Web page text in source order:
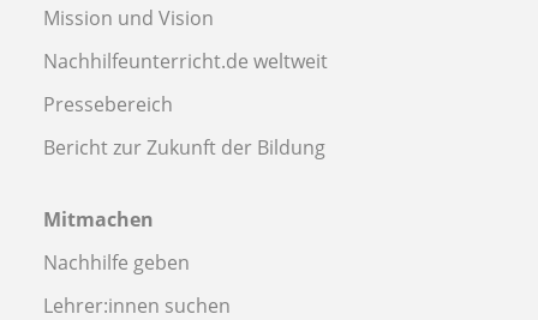
Mission und Vision
Nachhilfeunterricht.de weltweit
Pressebereich
Bericht zur Zukunft der Bildung
Mitmachen
Nachhilfe geben
Lehrer:innen suchen